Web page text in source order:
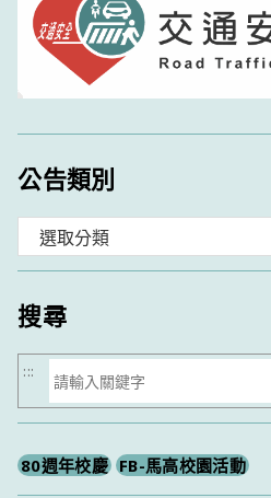
公告類別
類
搜尋
搜
尋
:::
80週年校慶 FB-馬高校園活動